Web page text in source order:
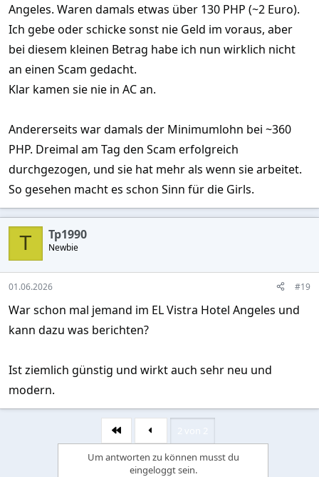
Angeles. Waren damals etwas über 130 PHP (~2 Euro).
Ich gebe oder schicke sonst nie Geld im voraus, aber
bei diesem kleinen Betrag habe ich nun wirklich nicht
an einen Scam gedacht.
Klar kamen sie nie in AC an.
Andererseits war damals der Minimumlohn bei ~360
PHP. Dreimal am Tag den Scam erfolgreich
durchgezogen, und sie hat mehr als wenn sie arbeitet.
So gesehen macht es schon Sinn für die Girls.
T Tp1990
Newbie
01.06.2026 #19
War schon mal jemand im EL Vistra Hotel Angeles und
kann dazu was berichten?
Ist ziemlich günstig und wirkt auch sehr neu und
modern.
Erste
Um antworten zu können musst du
eingeloggt sein.